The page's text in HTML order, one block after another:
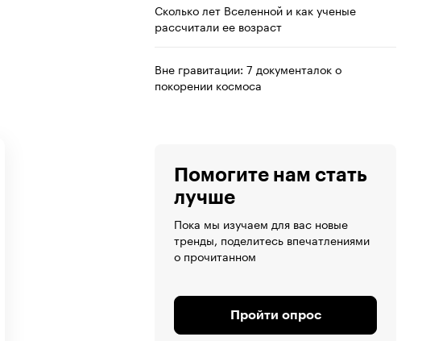
Сколько лет Вселенной и как ученые
рассчитали ее возраст
Вне гравитации: 7 документалок о
покорении космоса
Помогите нам стать
лучше
Пока мы изучаем для вас новые
тренды, поделитесь впечатлениями
о прочитанном
Пройти опрос